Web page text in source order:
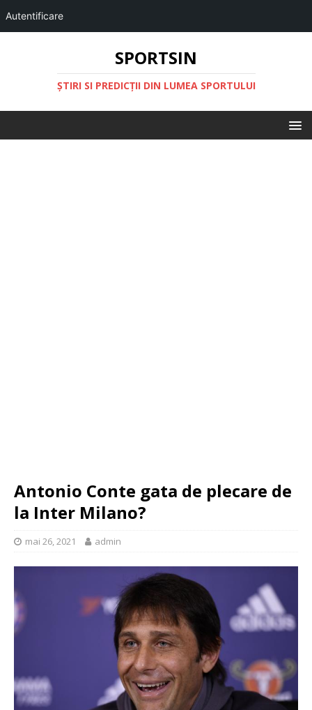
Autentificare
SPORTSIN
ŞTIRI SI PREDICŢII DIN LUMEA SPORTULUI
Antonio Conte gata de plecare de
la Inter Milano?
mai 26, 2021 admin